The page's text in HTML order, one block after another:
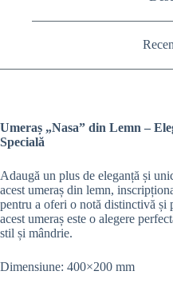
Umeraș „Nasa” din Lemn –
Specială
Adaugă un plus de eleganță și
acest umeraș din lemn,
pentru a oferi o notă distinctivă și
acest umeraș este o alegere
stil și mândrie.
Dimensiune: 400×200 mm